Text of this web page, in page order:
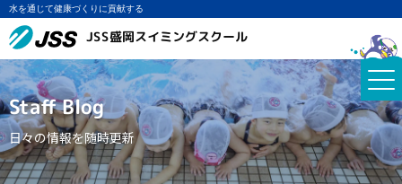
水を通じて健康づくりに貢献する
JSS盛岡スイミングスクール
Staff Blog
日々の情報を随時更新